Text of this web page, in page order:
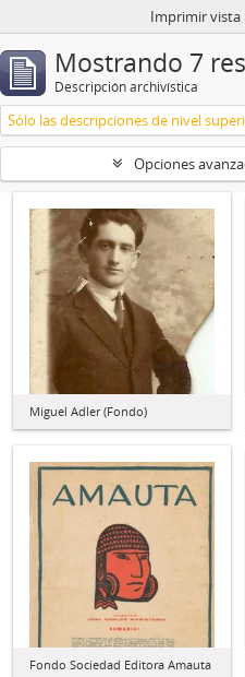
Imprimir vista
Mostrando 7
Descripción archivística
Sólo las descripciones de nivel
Opciones
Miguel Adler (Fondo)
Fondo Sociedad Editora Amauta